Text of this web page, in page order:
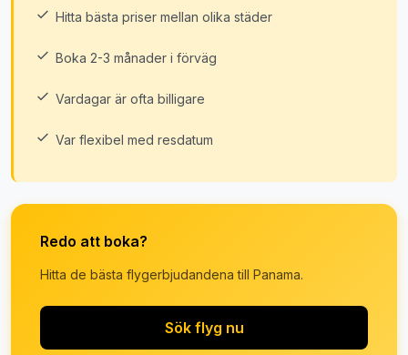
Hitta bästa priser mellan olika städer
Boka 2-3 månader i förväg
Vardagar är ofta billigare
Var flexibel med resdatum
Redo att boka?
Hitta de bästa flygerbjudandena till Panama.
Sök flyg nu